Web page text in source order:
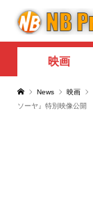
映画
News 映画
ソーヤ』特別映像公開